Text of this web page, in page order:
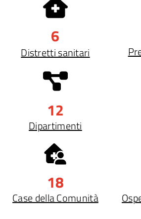
6
Distretti sanitari
12
Dipartimenti
18
Case della Comunità